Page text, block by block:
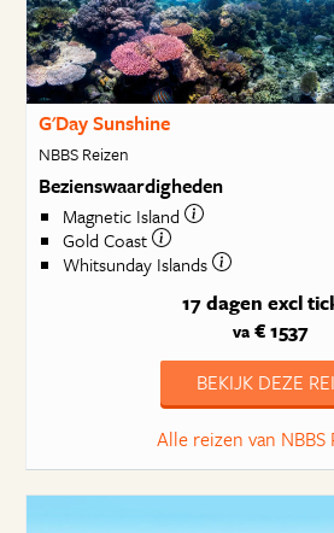
G'Day Sunshine
NBBS Reizen
Bezienswaardigheden
Magnetic Island
Gold Coast
Whitsunday Islands
17 dagen excl
va€ 1537
BEKIJK DEZE
Alle reizen van NBBS